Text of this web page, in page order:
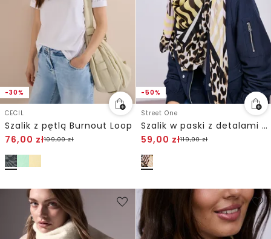
-30%
CECIL
Szalik z pętlą Burnout Loop
76,00 zł109,00zł
-50%
Street One
Szalik w paski z detalami w stylu leo
59,00 zł119,00zł